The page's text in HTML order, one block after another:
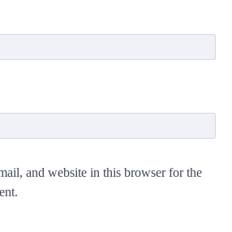
and website in this browser for the